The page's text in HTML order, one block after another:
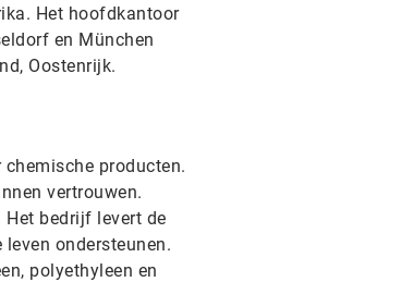
Het hoofdkantoor
en München
Oostenrijk.
producten.
vertrouwen.
bedrijf levert de
ondersteunen.
polyethyleen en